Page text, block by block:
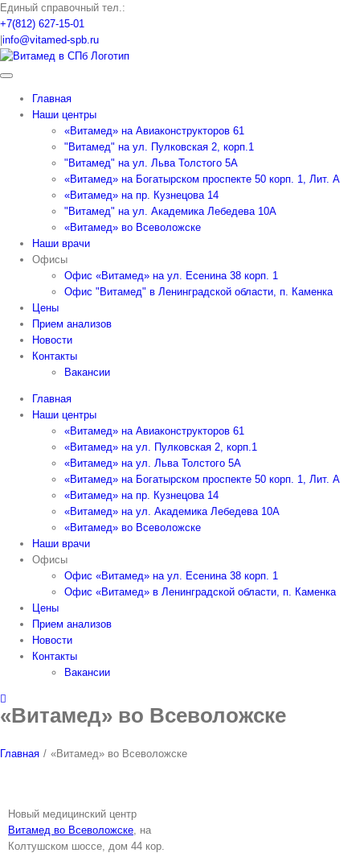
Skip
to
content
Единый справочный тел.:
+7(812) 627-15-01
info@vitamed-spb.ru
Главная
Наши центры
«Витамед» на Авиаконструкторов 61
"Витамед" на ул. Пулковская 2, корп.1
"Витамед" на ул. Льва Толстого 5А
«Витамед» на Богатырском проспекте 50 корп. 1, Лит. А
«Витамед» на пр. Кузнецова 14
"Витамед" на ул. Академика Лебедева 10А
«Витамед» во Всеволожске
Наши врачи
Офисы
Офис «Витамед» на ул. Есенина 38 корп. 1
Офис "Витамед" в Ленинградской области, п. Каменка
Цены
Прием анализов
Новости
Контакты
Вакансии
Главная
Наши центры
«Витамед» на Авиаконструкторов 61
«Витамед» на ул. Пулковская 2, корп.1
«Витамед» на ул. Льва Толстого 5А
«Витамед» на Богатырском проспекте 50 корп. 1, Лит. А
«Витамед» на пр. Кузнецова 14
«Витамед» на ул. Академика Лебедева 10А
«Витамед» во Всеволожске
Наши врачи
Офисы
Офис «Витамед» на ул. Есенина 38 корп. 1
Офис «Витамед» в Ленинградской области, п. Каменка
Цены
Прием анализов
Новости
Контакты
Вакансии
«Витамед» во Всеволожске
Главная / «Витамед» во Всеволожске
Новый медицинский центр
Витамед во Всеволожске, на
Колтушском шоссе, дом 44 кор.